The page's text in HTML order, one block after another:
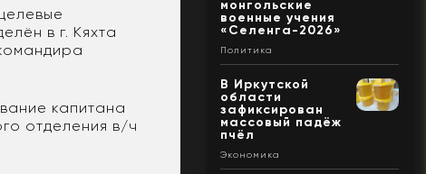
в г. Кяхта
капитана
отделения в/ч
монгольские
военные учения
«Селенга-2026»
Политика
В Иркутской
области
зафиксирован
массовый падёж
пчёл
Экономика